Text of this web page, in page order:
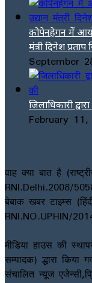
कोपेनहेगन में
मंत्री दिनेश
September
जिलाधिकारी
February
वाह क्या बात है
RNI.Delhi.2008/
बेबाक खबर टाइम्स
RNI.NO.UPHIN/
मीडिया हाउस की
सम्पादक) द्धारा किया
संचालित न्यूज